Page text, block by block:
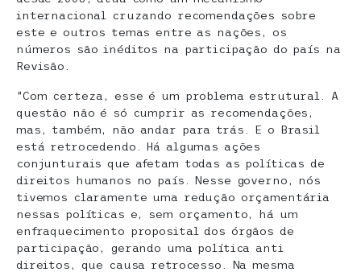
internacional cruzando recomendações sobre
este e outros temas entre as nações, os
números são inéditos na participação do país na
Revisão.
“Com certeza, esse é um problema estrutural. A
questão não é só cumprir as recomendações,
mas, também, não andar para trás. E o Brasil
está retrocedendo. Há algumas ações
conjunturais que afetam todas as políticas de
direitos humanos no país. Nesse governo, nós
tivemos claramente uma redução orçamentária
nessas políticas e, sem orçamento, há um
enfraquecimento proposital dos órgãos de
participação, gerando uma política anti
direitos, que causa retrocesso. Na mesma